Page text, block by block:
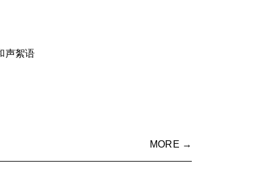
声絮语
MORE →